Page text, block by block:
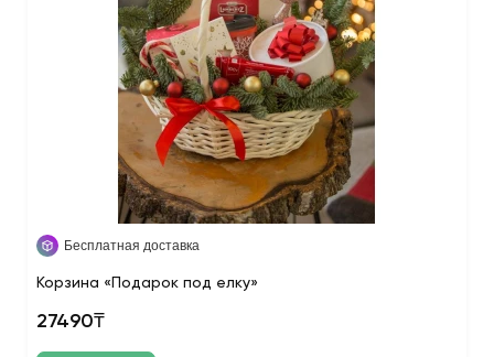
Бесплатная доставка
Корзина «Подарок под елку»
27490₸